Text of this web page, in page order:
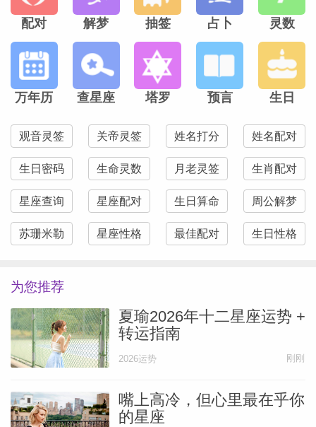
他们总是想要把一件事情做到极致，有时候
难免会显得吹毛求疵、过于挑剔了，甚至于
会给人一种极其不好接触的感觉。这样是不
行的，处女座如果想要在职场中走得更远，
一定要改变自己的这种处事态度，最起码处
事方式得让人感到舒服。
处女座的人思绪还是比较缜密的，追求完美
的他们在做事情时也比较有效率，而且最终
常的工作中把自己的强迫症改掉，变的更加
的富有人情味以及拥有更加长远的眼光，让
自己的性格不再拘泥，他们会有有很高的成
就的。
配对 解梦 抽签 占卜 灵数
万年历 查星座 塔罗 预言 生日
观音灵签 关帝灵签 姓名打分 姓名配对
生日密码 生命灵数 月老灵签 生肖配对
星座查询 星座配对 生日算命 周公解梦
苏珊米勒 星座性格 最佳配对 生日性格
为您推荐
夏瑜2026年十二星座运势 +
转运指南
2026运势 刚刚
嘴上高冷，但心里最在乎你
的星座